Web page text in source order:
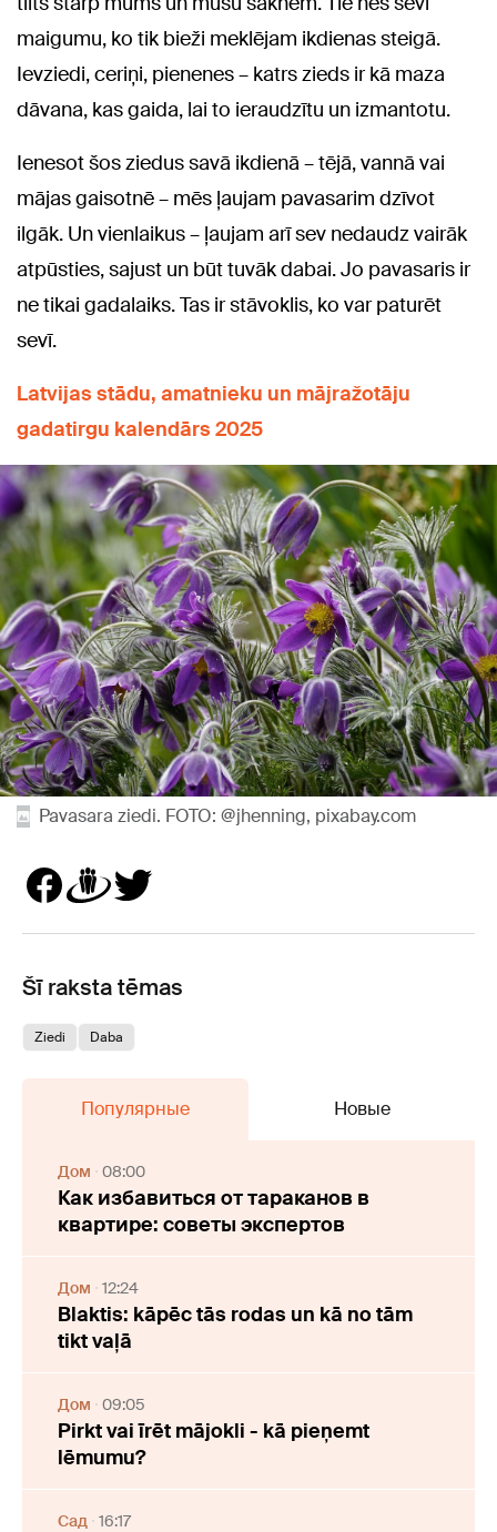
maigumu, ko tik bieži meklējam ikdienas steigā.
Ievziedi, ceriņi, pienenes – katrs zieds ir kā maza
dāvana, kas gaida, lai to ieraudzītu un izmantotu.
Ienesot šos ziedus savā ikdienā – tējā, vannā vai
mājas gaisotnē – mēs ļaujam pavasarim dzīvot
ilgāk. Un vienlaikus – ļaujam arī sev nedaudz vairāk
atpūsties, sajust un būt tuvāk dabai. Jo pavasaris ir
ne tikai gadalaiks. Tas ir stāvoklis, ko var paturēt
sevī.
Latvijas stādu, amatnieku un mājražotāju
gadatirgu kalendārs 2025
Pavasara ziedi. FOTO: @jhenning, pixabay.com
Šī raksta tēmas
Ziedi Daba
Популярные Новые
Дом 08:00
Как избавиться от тараканов в
квартире: советы экспертов
Дом 12:24
Blaktis: kāpēc tās rodas un kā no tām
tikt vaļā
Дом 09:05
Pirkt vai īrēt mājokli - kā pieņemt
lēmumu?
Cад 16:17